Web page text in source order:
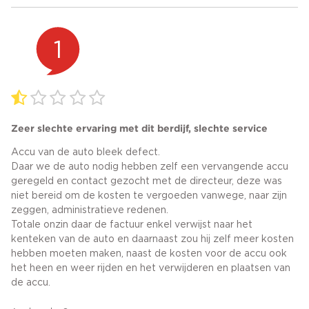
1
Zeer slechte ervaring met dit berdijf, slechte service
Accu van de auto bleek defect.
Daar we de auto nodig hebben zelf een vervangende accu
geregeld en contact gezocht met de directeur, deze was
niet bereid om de kosten te vergoeden vanwege, naar zijn
zeggen, administratieve redenen.
Totale onzin daar de factuur enkel verwijst naar het
kenteken van de auto en daarnaast zou hij zelf meer kosten
hebben moeten maken, naast de kosten voor de accu ook
het heen en weer rijden en het verwijderen en plaatsen van
de accu.